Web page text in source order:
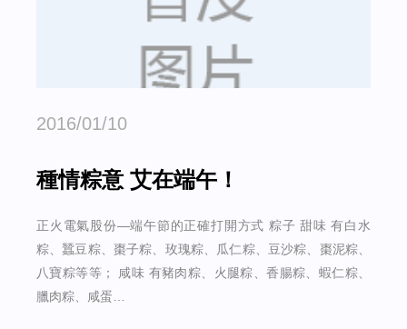
2016/01/10
種情粽意 艾在端午！
正火電氣股份—端午節的正確打開方式 粽子 甜味 有白水
粽、蠶豆粽、棗子粽、玫瑰粽、瓜仁粽、豆沙粽、棗泥粽、
八寶粽等等； 咸味 有豬肉粽、火腿粽、香腸粽、蝦仁粽、
臘肉粽、咸蛋…